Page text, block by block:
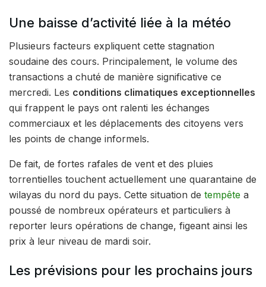
Une baisse d’activité liée à la météo
Plusieurs facteurs expliquent cette stagnation
soudaine des cours. Principalement, le volume des
transactions a chuté de manière significative ce
mercredi. Les conditions climatiques exceptionnelles
qui frappent le pays ont ralenti les échanges
commerciaux et les déplacements des citoyens vers
les points de change informels.
De fait, de fortes rafales de vent et des pluies
torrentielles touchent actuellement une quarantaine de
wilayas du nord du pays. Cette situation de tempête a
poussé de nombreux opérateurs et particuliers à
reporter leurs opérations de change, figeant ainsi les
prix à leur niveau de mardi soir.
Les prévisions pour les prochains jours